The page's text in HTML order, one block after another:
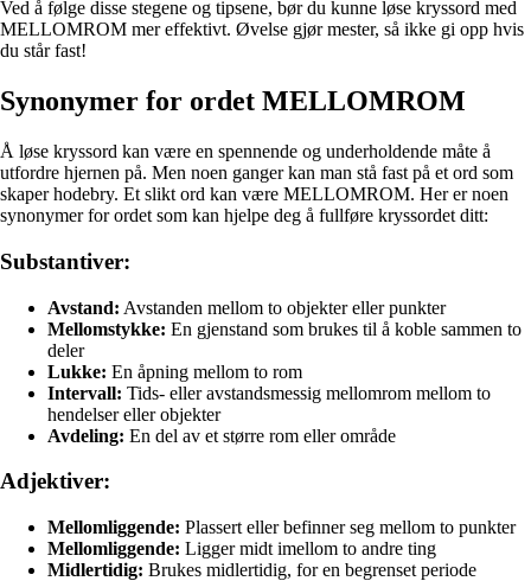
Ved å følge disse stegene og tipsene, bør du kunne løse kryssord med
MELLOMROM mer effektivt. Øvelse gjør mester, så ikke gi opp hvis
du står fast!
Synonymer for ordet MELLOMROM
Å løse kryssord kan være en spennende og underholdende måte å
utfordre hjernen på. Men noen ganger kan man stå fast på et ord som
skaper hodebry. Et slikt ord kan være MELLOMROM. Her er noen
synonymer for ordet som kan hjelpe deg å fullføre kryssordet ditt:
Substantiver:
Avstand: Avstanden mellom to objekter eller punkter
Mellomstykke: En gjenstand som brukes til å koble sammen to
deler
Lukke: En åpning mellom to rom
Intervall: Tids- eller avstandsmessig mellomrom mellom to
hendelser eller objekter
Avdeling: En del av et større rom eller område
Adjektiver:
Mellomliggende: Plassert eller befinner seg mellom to punkter
Mellomliggende: Ligger midt imellom to andre ting
Midlertidig: Brukes midlertidig, for en begrenset periode